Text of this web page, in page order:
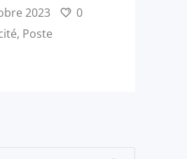
2023
0
, Poste